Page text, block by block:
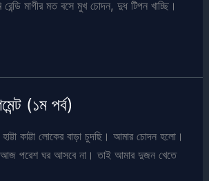
মাগীর মত বসে মুখ চোদন, দুধ টিপন খাচ্ছি।
(১ম পর্ব)
কাট্টা লোকের বাড়া চুদছি। আমার চোদন হলো।
পরেশ ঘর আসবে না। তাই আমার দুজন খেতে